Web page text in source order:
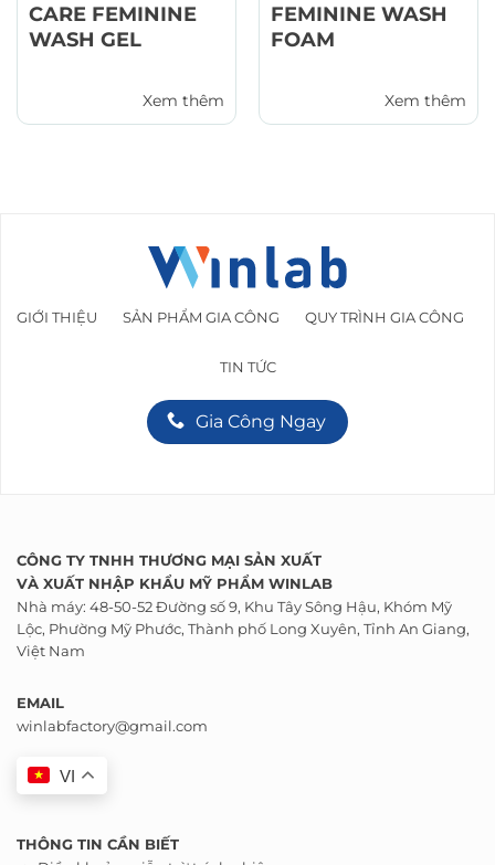
CARE FEMININE
WASH GEL
Xem thêm
FEMININE WASH
FOAM
Xem thêm
GIỚI THIỆU SẢN PHẨM GIA CÔNG QUY TRÌNH GIA CÔNG
TIN TỨC
Gia Công Ngay
CÔNG TY TNHH THƯƠNG MẠI SẢN XUẤT
VÀ XUẤT NHẬP KHẨU MỸ PHẨM WINLAB
Nhà máy: 48-50-52 Đường số 9, Khu Tây Sông Hậu, Khóm Mỹ
Lộc, Phường Mỹ Phước, Thành phố Long Xuyên, Tỉnh An Giang,
Việt Nam
EMAIL
winlabfactory@gmail.com
VI
THÔNG TIN CẦN BIẾT